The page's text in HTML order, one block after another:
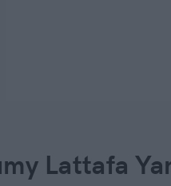
Lattafa